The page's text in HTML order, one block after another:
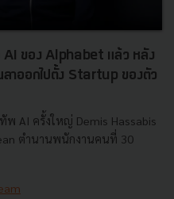
AI ของ Alphabet แล้ว หลัง
าออกไปตั้ง Startup ของตัว
AI ครั้งใหญ่ Demis Hassabis
ตำนานพนักงานคนที่ 30